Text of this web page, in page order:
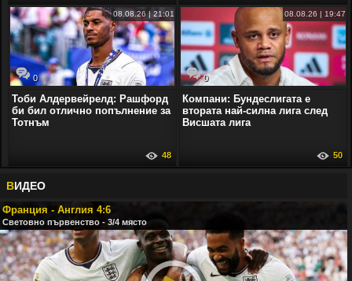
0
08.08.26 | 21:01
Тоби Алдервейрелд: Рашфорд
би бил отлично попълнение за
Тотнъм
48
0
08.08.26 | 19:47
Компани: Бундеслигата е
втората най-силна лига след
Висшата лига
50
ВИДЕО
Франция - Англия 4:6
Световно първенство - 3/4 място